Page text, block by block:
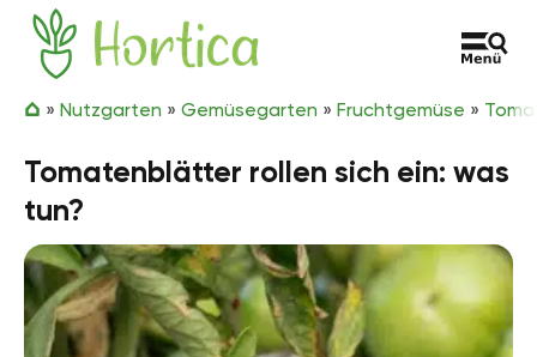
Zum Inhalt springen
Hortica
» Nutzgarten » Gemüsegarten » Fruchtgemüse »
Tomatenblätter rollen sich ein: was
tun?